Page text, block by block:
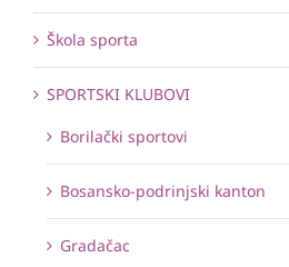
Škola sporta
SPORTSKI KLUBOVI
Borilački sportovi
Bosansko-podrinjski kanton
Gradačac